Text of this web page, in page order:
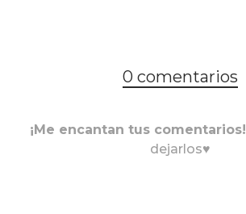
0 comentarios
¡Me encantan tus comentarios!
dejarlos♥